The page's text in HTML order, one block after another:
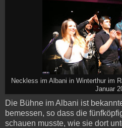
Neckless im Albani in Winterthur im
Januar
Die Bühne im Albani ist
bemessen, so dass die
schauen musste, wie sie dort